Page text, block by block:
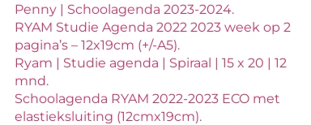
Penny | Schoolagenda 2023-2024.
RYAM Studie Agenda 2022 2023 week op 2
pagina’s – 12x19cm (+/-A5).
Ryam | Studie agenda | Spiraal | 15 x 20 | 12
mnd.
Schoolagenda RYAM 2022-2023 ECO met
elastieksluiting (12cmx19cm).